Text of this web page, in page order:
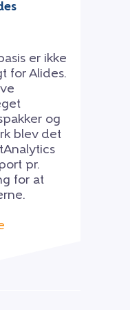
er ikke
for Alides.
og
blev det
pr.
for at